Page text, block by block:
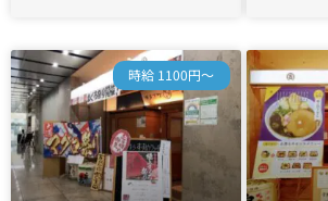
時給 1100円～